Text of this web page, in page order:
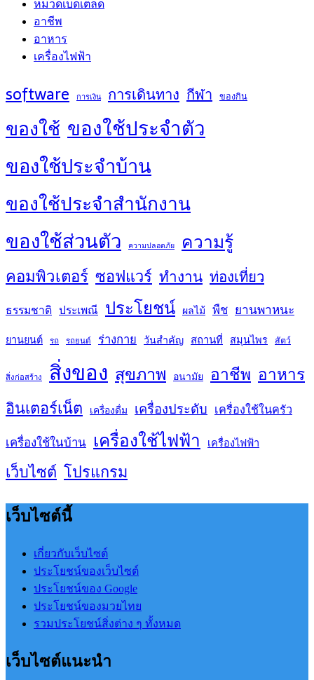
หมวดเบ็ดเตล็ด
อาชีพ
อาหาร
เครื่องไฟฟ้า
software การเงิน การเดินทาง กีฬา ของกิน
ของใช้ ของใช้ประจำตัว
ของใช้ประจำบ้าน
ของใช้ประจำสำนักงาน
ของใช้ส่วนตัว ความปลอดภัย ความรู้
คอมพิวเตอร์ ซอฟแวร์ ทำงาน ท่องเที่ยว
ธรรมชาติ ประเพณี ประโยชน์ ผลไม้ พืช ยานพาหนะ
ยานยนต์ รถ รถยนต์ ร่างกาย วันสำคัญ สถานที่ สมุนไพร สัตว์
สิ่งก่อสร้าง สิ่งของ สุขภาพ อนามัย อาชีพ อาหาร
อินเตอร์เน็ต เครื่องดื่ม เครื่องประดับ เครื่องใช้ในครัว
เครื่องใช้ในบ้าน เครื่องใช้ไฟฟ้า เครื่องไฟฟ้า
เว็บไซต์ โปรแกรม
เว็บไซต์นี้
เกี่ยวกับเว็บไซต์
ประโยชน์ของเว็บไซต์
ประโยชน์ของ Google
ประโยชน์ของมวยไทย
รวมประโยชน์สิ่งต่าง ๆ ทั้งหมด
เว็บไซต์แนะนำ